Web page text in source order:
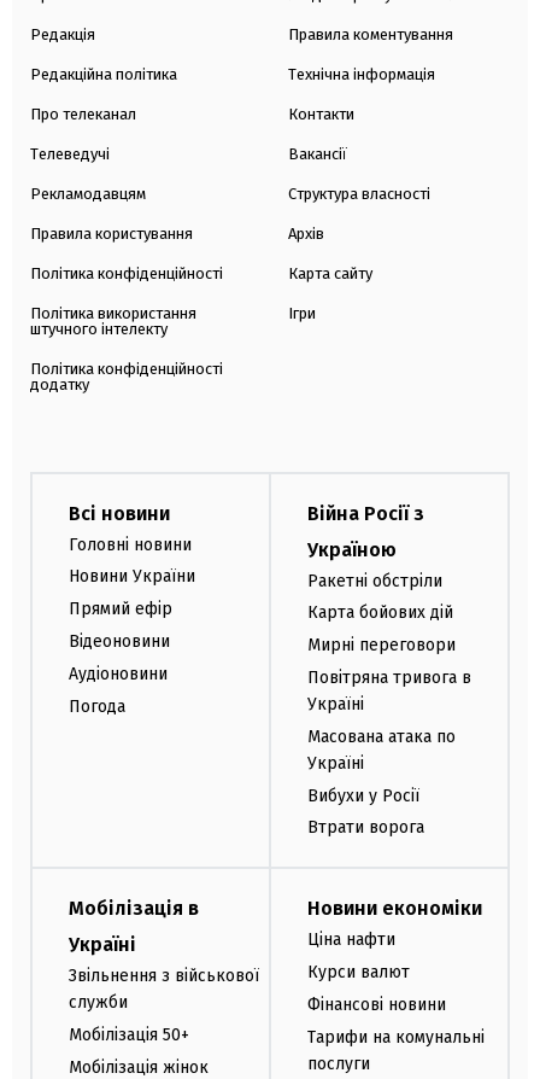
Редакція
Редакційна політика
Про телеканал
Телеведучі
Рекламодавцям
Правила користування
Політика конфіденційності
Політика використання
штучного інтелекту
Політика конфіденційності
додатку
Правила коментування
Технічна інформація
Контакти
Вакансії
Структура власності
Архів
Карта сайту
Ігри
Всі новини
Головні новини
Новини України
Прямий ефір
Відеоновини
Аудіоновини
Погода
Війна Росії з
Україною
Ракетні обстріли
Карта бойових дій
Мирні переговори
Повітряна тривога в
Україні
Масована атака по
Україні
Вибухи у Росії
Втрати ворога
Мобілізація в
Україні
Звільнення з військової
служби
Мобілізація 50+
Мобілізація жінок
Новини економіки
Ціна нафти
Курси валют
Фінансові новини
Тарифи на комунальні
послуги